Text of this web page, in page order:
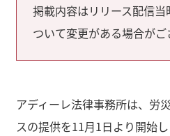
掲載内容はリリース配信
ついて変更がある場合がご
アディーレ法律事務所は、労
スの提供を11月1日より開始し